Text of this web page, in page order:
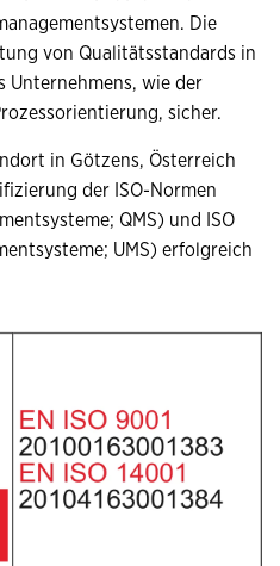
Die
von Qualitätsstandards in
Unternehmens, wie der
sicher.
in Götzens, Österreich
der ISO-Normen
QMS) und ISO
UMS) erfolgreich